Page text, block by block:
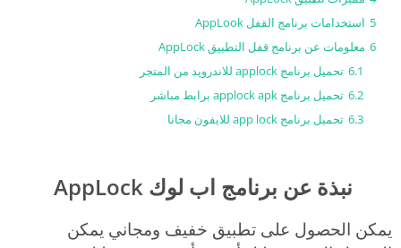
5 استخدامات برنامج القفل AppLook
6 معلومات عن برنامج قفل التطبيق AppLock
6.1 تحميل برنامج applock للاندرويد من المتجر
6.2 تحميل برنامج applock apk برابط مباشر
6.3 تحميل برنامج app lock للايفون مجانا
نبذة عن برنامج اب لوك AppLock
يمكن الحصول على تطبيق خفيف ومجاني يمكن